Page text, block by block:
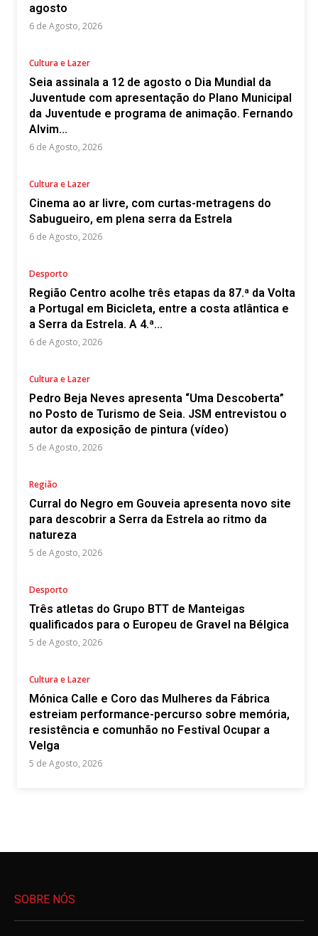
agosto
6 de Agosto, 2026
Cultura e Lazer
Seia assinala a 12 de agosto o Dia Mundial da
Juventude com apresentação do Plano Municipal
da Juventude e programa de animação. Fernando
Alvim...
6 de Agosto, 2026
Cultura e Lazer
Cinema ao ar livre, com curtas-metragens do
Sabugueiro, em plena serra da Estrela
6 de Agosto, 2026
Desporto
Região Centro acolhe três etapas da 87.ª da Volta
a Portugal em Bicicleta, entre a costa atlântica e
a Serra da Estrela. A 4.ª...
6 de Agosto, 2026
Cultura e Lazer
Pedro Beja Neves apresenta “Uma Descoberta”
no Posto de Turismo de Seia. JSM entrevistou o
autor da exposição de pintura (vídeo)
5 de Agosto, 2026
Região
Curral do Negro em Gouveia apresenta novo site
para descobrir a Serra da Estrela ao ritmo da
natureza
5 de Agosto, 2026
Desporto
Três atletas do Grupo BTT de Manteigas
qualificados para o Europeu de Gravel na Bélgica
5 de Agosto, 2026
Cultura e Lazer
Mónica Calle e Coro das Mulheres da Fábrica
estreiam performance-percurso sobre memória,
resistência e comunhão no Festival Ocupar a
Velga
5 de Agosto, 2026
SOBRE NÓS